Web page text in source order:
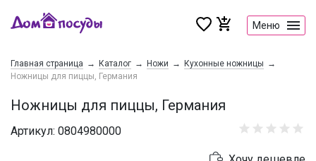
Меню
Главная страница Каталог Ножи
Кухонные ножницы
Ножницы для пиццы, Германия
Ножницы для пиццы, Германия
Артикул: 0804980000